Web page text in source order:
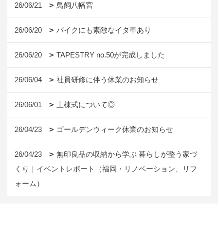
26/06/21 鳥飼八幡宮
26/06/20 バイクにも素敵なイタ車あり
26/06/20 TAPESTRY no.50が完成しました
26/06/04 社員研修に伴う休業のお知らせ
26/06/01 上棟式について◎
26/04/23 ゴールデンウィーク休業のお知らせ
26/04/23
無印良品の収納から学ぶ 暮らしが整う家づ
くり｜イベントレポート（福岡・リノベーション、リフ
ォーム）